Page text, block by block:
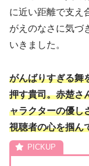
に近い距離で支え
がえのなさに気づ
いきました。
がんばりすぎる舞
押す貴司。赤楚さ
ャラクターの優し
視聴者の心を掴ん